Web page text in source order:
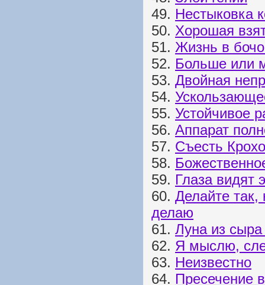
49. Нестыковка
50. Хорошая
51. Жизнь в
52. Больше или
53. Двойная
54.
55. Устойчивое
56. Аппарат
57. Съесть
58.
59. Глаза видят
60. Делайте так,
делаю
61. Луна из
62. Я мыслю,
63. Неизвестно
64. Пресечение